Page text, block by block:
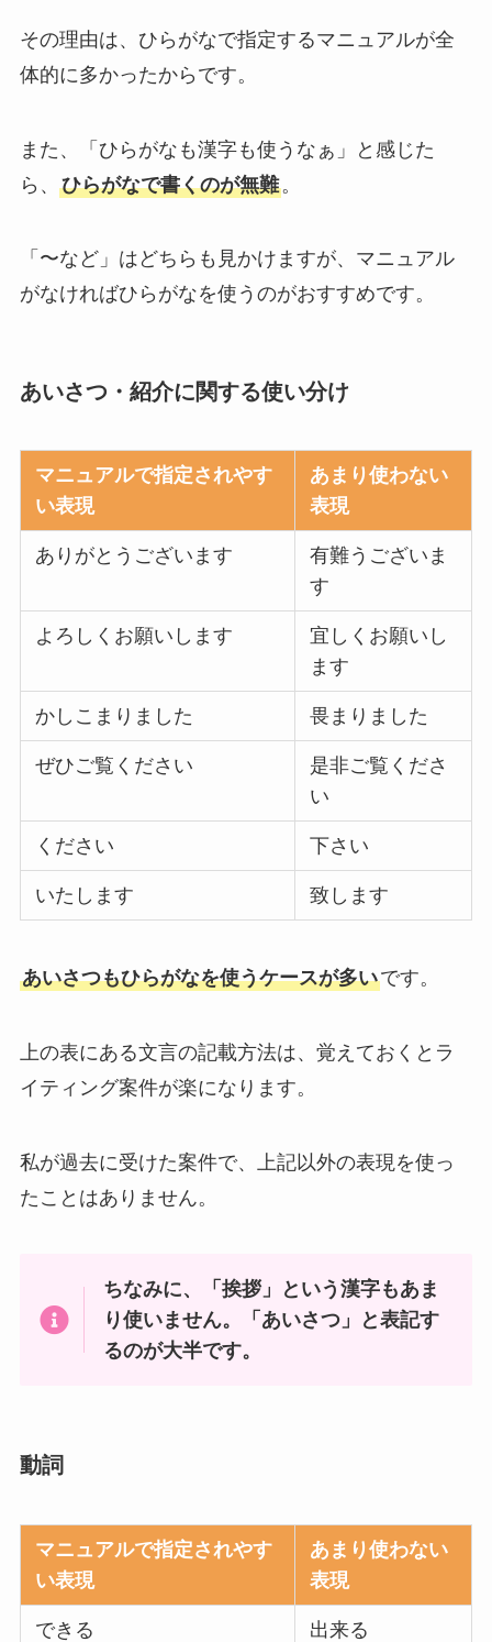
その理由は、ひらがなで指定するマニュアルが全
体的に多かったからです。
また、「ひらがなも漢字も使うなぁ」と感じた
ら、 ひらがなで書くのが無難。
「〜など」はどちらも見かけますが、マニュアル
がなければひらがなを使うのがおすすめです。
あいさつ・紹介に関する使い分け
マニュアルで指定されやす
い表現
あまり使わない
表現
ありがとうございます
有難うございま
す
よろしくお願いします
宜しくお願いし
ます
かしこまりました 畏まりました
ぜひご覧ください
是非ご覧くださ
い
ください 下さい
いたします 致します
あいさつもひらがなを使うケースが多いです。
上の表にある文言の記載方法は、覚えておくとラ
イティング案件が楽になります。
私が過去に受けた案件で、上記以外の表現を使っ
たことはありません。
ちなみに、「挨拶」という漢字もあま
り使いません。「あいさつ」と表記す
るのが大半です。
動詞
マニュアルで指定されやす
い表現
あまり使わない
表現
できる 出来る